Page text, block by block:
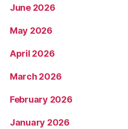
June 2026
May 2026
April 2026
March 2026
February 2026
January 2026